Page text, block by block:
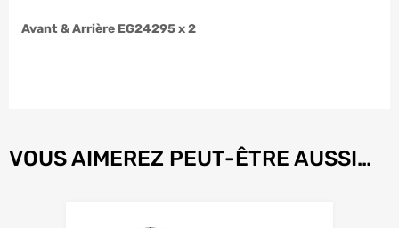
Avant & Arrière EG24295 x 2
VOUS AIMEREZ PEUT-ÊTRE AUSSI…